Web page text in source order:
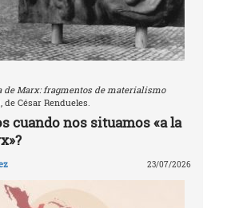
de Marx: fragmentos de materialismo
de César Rendueles.
cuando nos situamos «a la
23/07/2026